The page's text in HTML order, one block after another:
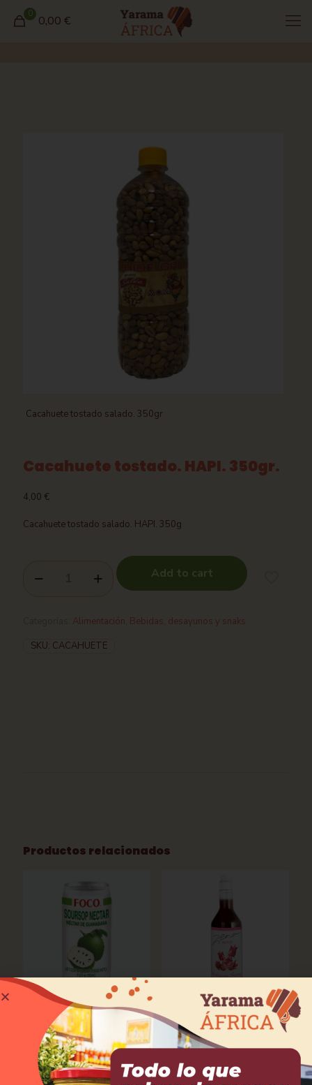
0 0,00 €
Cacahuete tostado salado. 350gr
Cacahuete tostado. HAPI. 350gr.
4,00 €
Cacahuete tostado salado. HAPI. 350g
Add to cart
Alimentación Bebidas, desayunos y snaks
SKU: CACAHUETE
Productos relacionados
Zumo de guanabana
1,50
Sirope de bissap. ZENA.
6,00€